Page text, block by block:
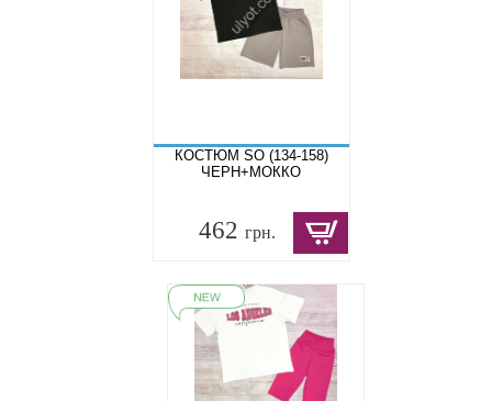
КОСТЮМ SO (134-158)
ЧЕРН+МОККО
462 грн.